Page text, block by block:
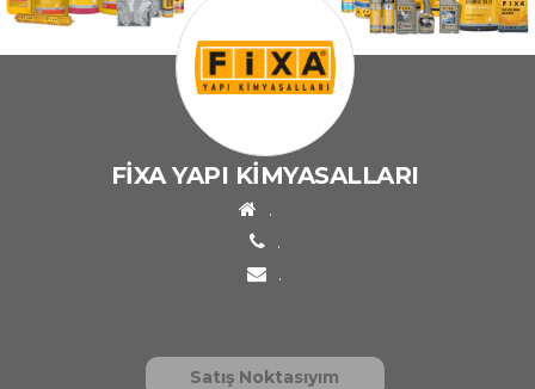
FİXA YAPI KİMYASALLARI
.
.
.
Satış Noktasıyım